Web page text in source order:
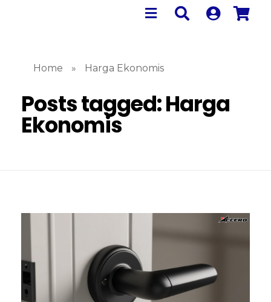
Home » Harga Ekonomis
Posts tagged: Harga
Ekonomis